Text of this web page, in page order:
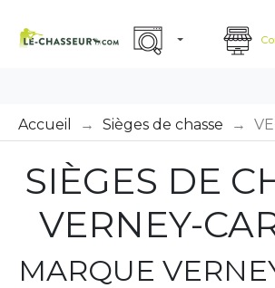
Accueil Sièges de chasse
SIÈGES DE
VERNEY-
MARQUE